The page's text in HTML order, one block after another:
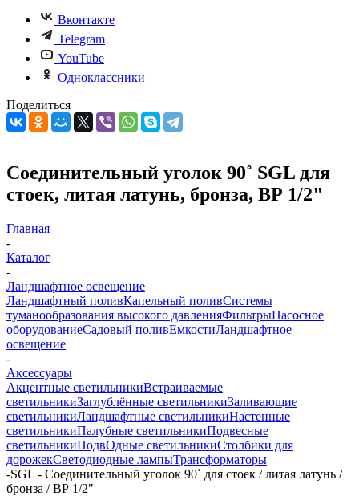
Вконтакте
Telegram
YouTube
Одноклассники
Поделиться
Соединительный уголок 90˚ SGL для
стоек, литая латунь, бронза, ВР 1/2"
Главная
-
Каталог
-
Ландшафтное освещение
Ландшафтный поливКапельный поливСистемы
туманообразования высокого давленияФильтрыНасосное
оборудованиеСадовый поливЕмкостиЛандшафтное
освещение
-
Аксессуары
Акцентные светильникиВстраиваемые
светильникиЗаглублённые светильникиЗаливающие
светильникиЛандшафтные светильникиНастенные
светильникиПалубные светильникиПодвесные
светильникиПодвОдные светильникиСтолбики для
дорожекСветодиодные лампыТрансформаторы
-SGL - Соединительный уголок 90˚ для стоек / литая латунь /
бронза / ВР 1/2"